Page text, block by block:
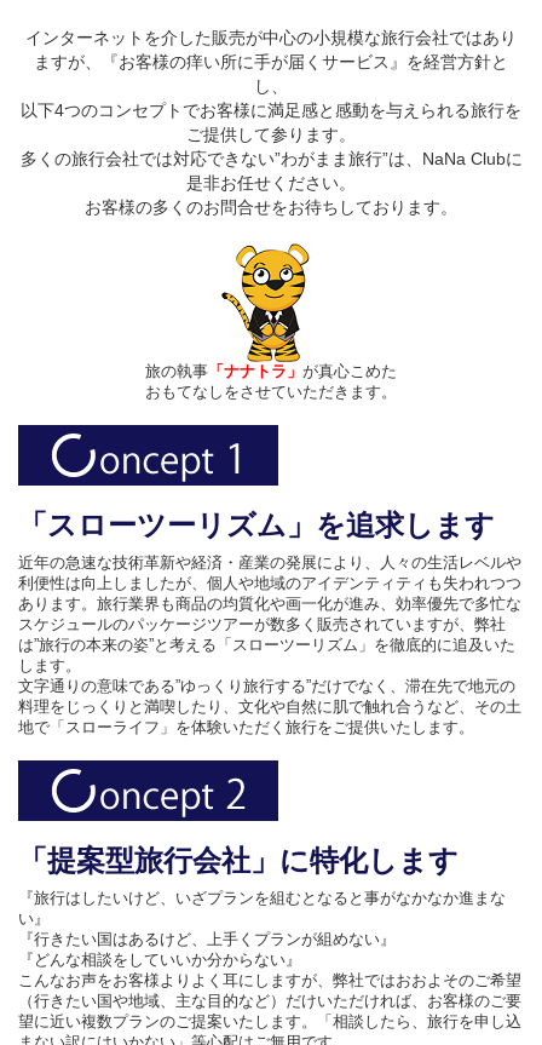
インターネットを介した販売が中心の小規模な旅行会社ではあり
ますが、『お客様の痒い所に手が届くサービス』を経営方針と
し、
以下4つのコンセプトでお客様に満足感と感動を与えられる旅行を
ご提供して参ります。
多くの旅行会社では対応できない”わがまま旅行”は、NaNa Clubに
是非お任せください。
お客様の多くのお問合せをお待ちしております。
旅の執事 「ナナトラ」 が真心こめた
おもてなしをさせていただきます。
「スローツーリズム」を追求します
近年の急速な技術革新や経済・産業の発展により、人々の生活レベルや
利便性は向上しましたが、個人や地域のアイデンティティも失われつつ
あります。旅行業界も商品の均質化や画一化が進み、効率優先で多忙な
スケジュールのパッケージツアーが数多く販売されていますが、弊社
は”旅行の本来の姿”と考える「スローツーリズム」を徹底的に追及いた
します。
文字通りの意味である”ゆっくり旅行する”だけでなく、滞在先で地元の
料理をじっくりと満喫したり、文化や自然に肌で触れ合うなど、その土
地で「スローライフ」を体験いただく旅行をご提供いたします。
「提案型旅行会社」に特化します
『旅行はしたいけど、いざプランを組むとなると事がなかなか進まな
い』
『行きたい国はあるけど、上手くプランが組めない』
『どんな相談をしていいか分からない』
こんなお声をお客様よりよく耳にしますが、弊社ではおおよそのご希望
（行きたい国や地域、主な目的など）だけいただければ、お客様のご要
望に近い複数プランのご提案いたします。「相談したら、旅行を申し込